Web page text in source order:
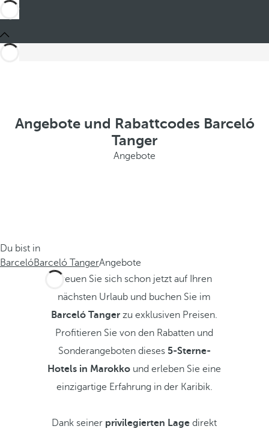
Angebote und Rabattcodes Barceló
Tanger
Angebote
Du bist in
BarcelóBarceló TangerAngebote
Freuen Sie sich schon jetzt auf Ihren
nächsten Urlaub und buchen Sie im
Barceló Tanger zu exklusiven Preisen.
Profitieren Sie von den Rabatten und
Sonderangeboten dieses 5-Sterne-
Hotels in Marokko und erleben Sie eine
einzigartige Erfahrung in der Karibik.
Dank seiner privilegierten Lage direkt